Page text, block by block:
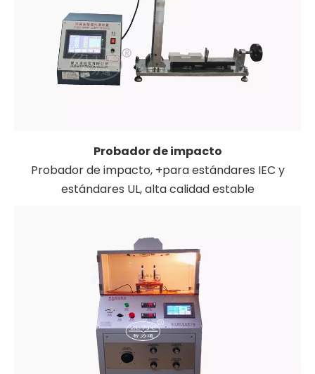
Probador de impacto
Probador de impacto, +para estándares IEC y
estándares UL, alta calidad estable